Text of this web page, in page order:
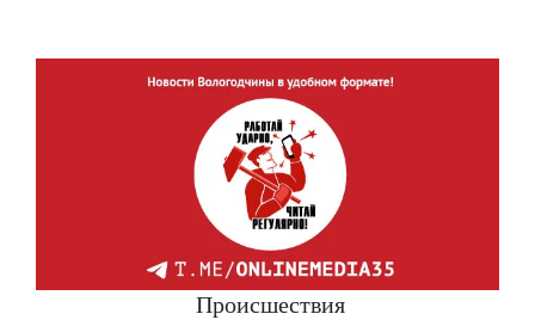
Происшествия